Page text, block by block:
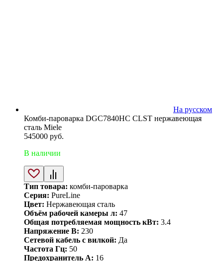
На русском
Комби-пароварка DGC7840HC CLST нержавеющая
сталь Miele
545000 руб.
В наличии
Тип товара: комби-пароварка
Серия: PureLine
Цвет: Нержавеющая сталь
Объём рабочей камеры л: 47
Общая потребляемая мощность кВт: 3.4
Напряжение В: 230
Сетевой кабель с вилкой: Да
Частота Гц: 50
Предохранитель А: 16